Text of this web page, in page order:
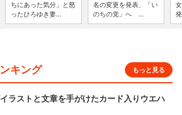
ちにあった気分」と怒
ったひろゆき妻...
名の変更を発表、「い
のちの党」へ ...
キング もっと見る
ラストと文章を手がけたカード入りウエハ